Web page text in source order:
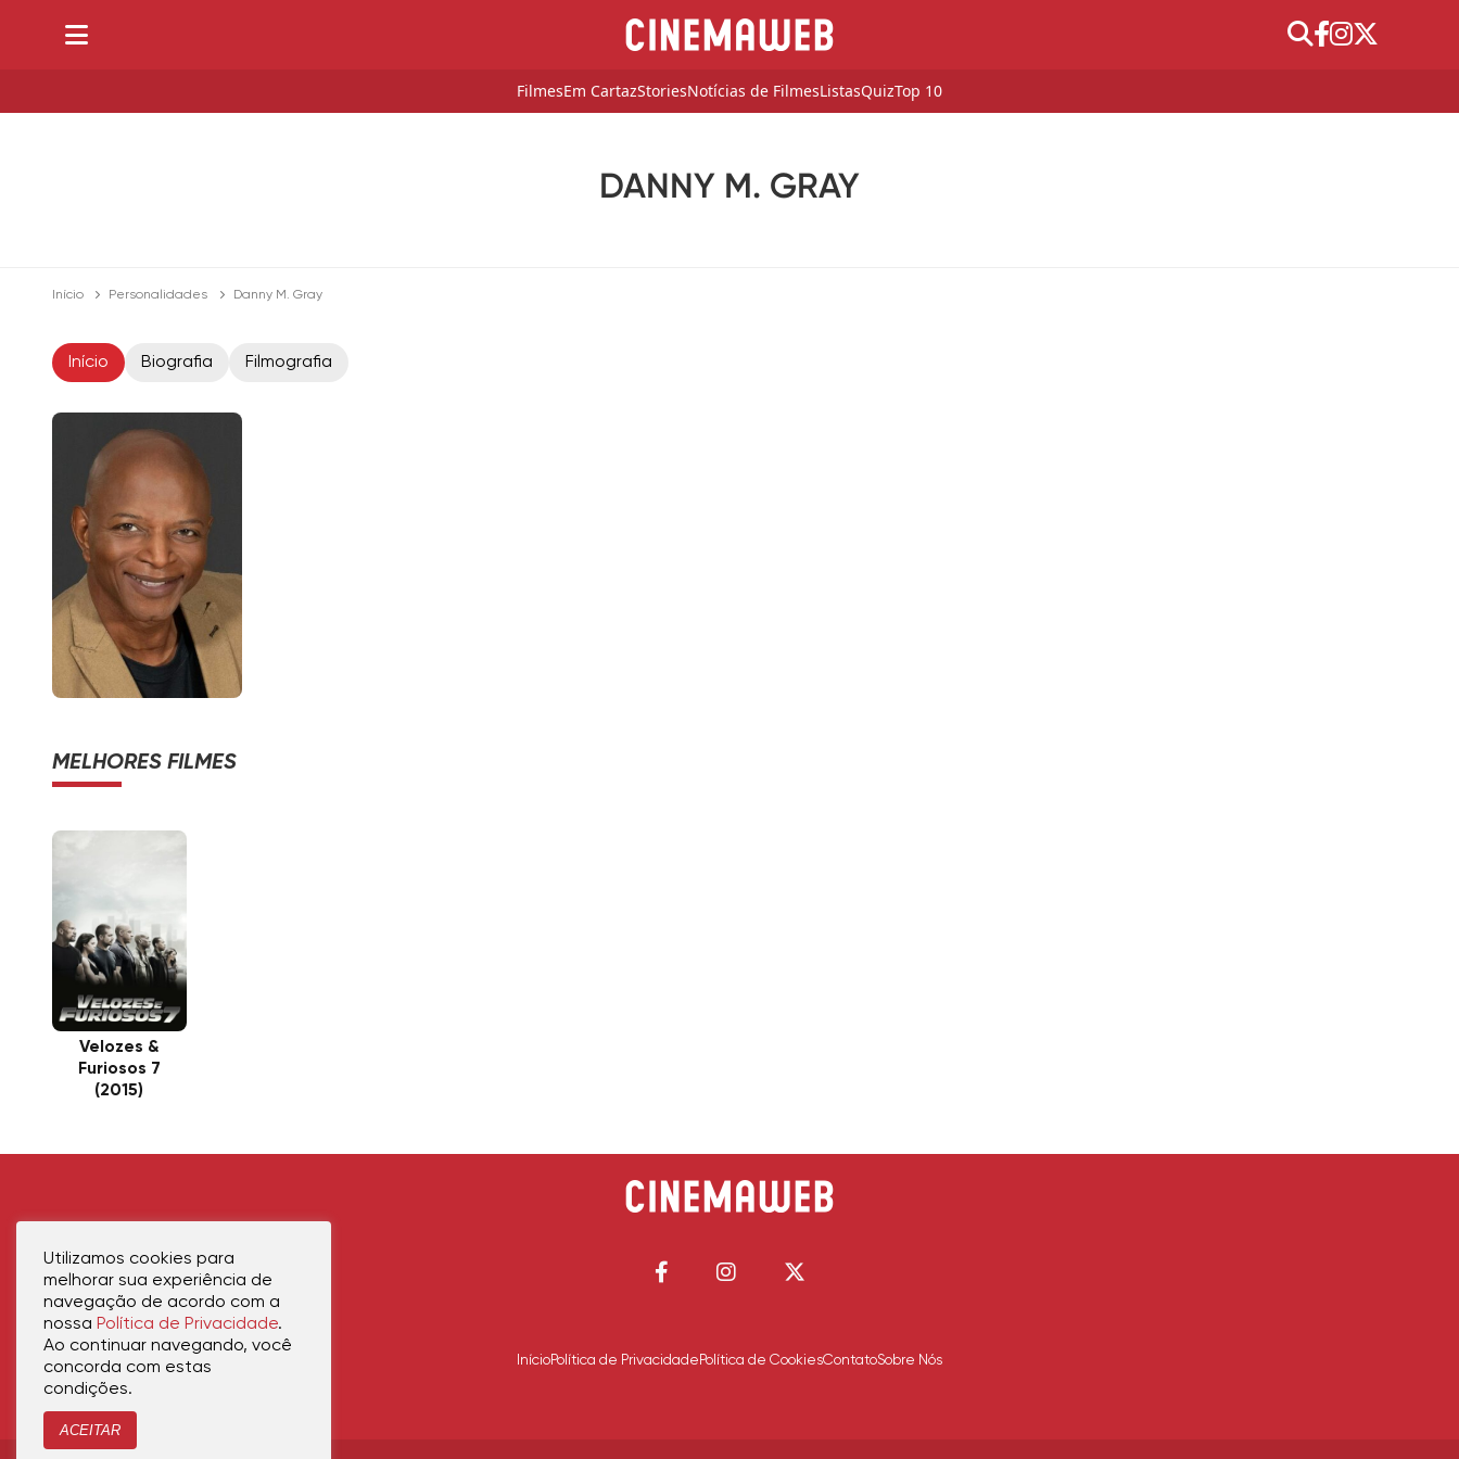
FilmesEm CartazStoriesNotícias de FilmesListasQuizTop 10
DANNY M. GRAY
Início Personalidades Danny M. Gray
Início Biografia Filmografia
MELHORES FILMES
Velozes &
Furiosos 7
(2015)
InícioPolítica de Privacidade Política de CookiesContatoSobre Nós
Utilizamos cookies para
melhorar sua experiência de
navegação de acordo com a
nossa Política de Privacidade.
Ao continuar navegando, você
concorda com estas
condições.
ACEITAR